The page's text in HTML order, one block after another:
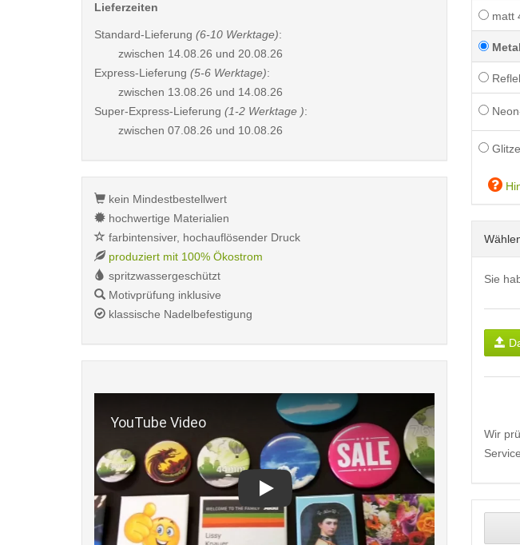
matt
Sie
Wir
Lieferzeiten
Standard-Lieferung (6-10 Werktage):
zwischen 14.08.26 und 20.08.26
Express-Lieferung (5-6 Werktage):
zwischen 13.08.26 und 14.08.26
Super-Express-Lieferung (1-2 Werktage ):
zwischen 07.08.26 und 10.08.26
kein Mindestbestellwert
hochwertige Materialien
farbintensiver, hochauflösender Druck
produziert mit 100% Ökostrom
spritzwassergeschützt
Motivprüfung inklusive
klassische Nadelbefestigung